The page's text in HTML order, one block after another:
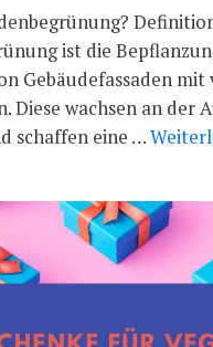
ist die
Gebäudefassaden mit
Diese wachsen an der
schaffen eine …